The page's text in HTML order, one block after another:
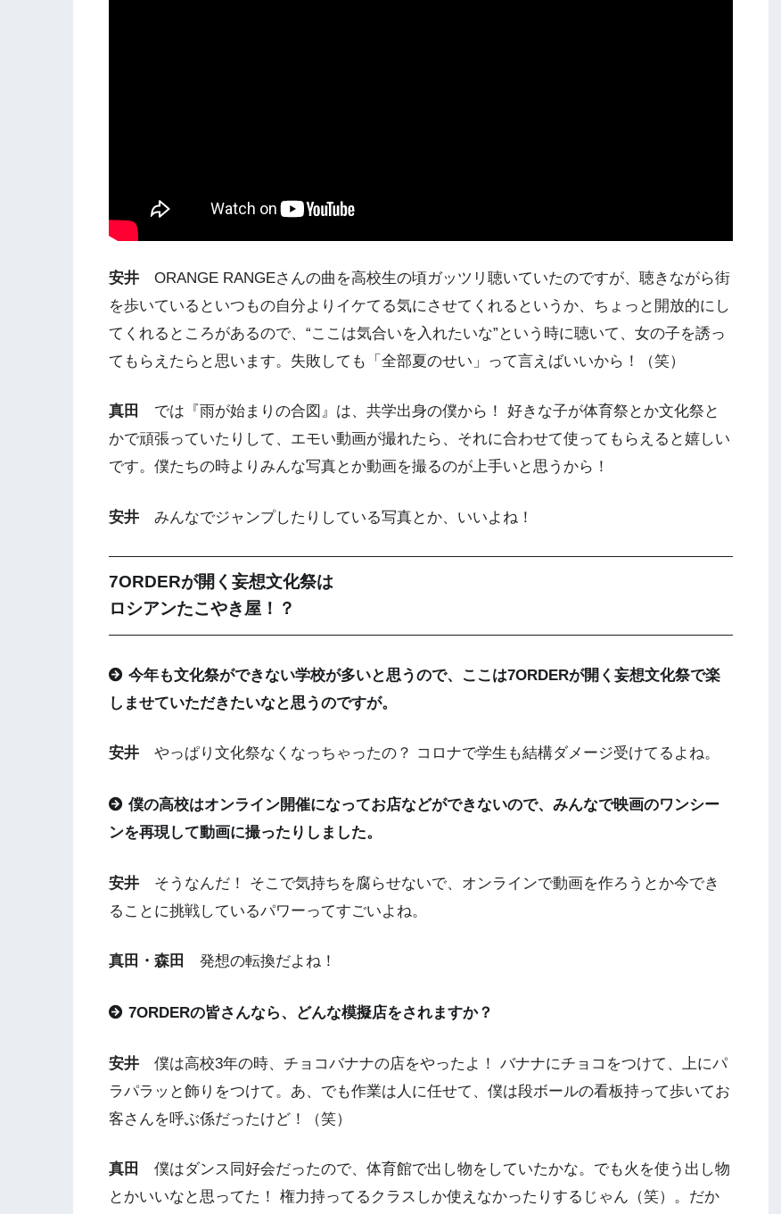
安井 ORANGE RANGEさんの曲を高校生の頃ガッツリ聴いていたのですが、聴きながら街
を歩いているといつもの自分よりイケてる気にさせてくれるというか、ちょっと開放的にし
てくれるところがあるので、“ここは気合いを入れたいな”という時に聴いて、女の子を誘っ
てもらえたらと思います。失敗しても「全部夏のせい」って言えばいいから！（笑）
真田
では『雨が始まりの合図』は、共学出身の僕から！ 好きな子が体育祭とか文化祭と
かで頑張っていたりして、エモい動画が撮れたら、それに合わせて使ってもらえると嬉しい
です。僕たちの時よりみんな写真とか動画を撮るのが上手いと思うから！
安井 みんなでジャンプしたりしている写真とか、いいよね！
7ORDERが開く妄想文化祭は
ロシアンたこやき屋！？
今年も文化祭ができない学校が多いと思うので、ここは7ORDERが開く妄想文化祭で楽
しませていただきたいなと思うのですが。
安井 やっぱり文化祭なくなっちゃったの？ コロナで学生も結構ダメージ受けてるよね。
僕の高校はオンライン開催になってお店などができないので、みんなで映画のワンシー
ンを再現して動画に撮ったりしました。
安井 そうなんだ！ そこで気持ちを腐らせないで、オンラインで動画を作ろうとか今でき
ることに挑戦しているパワーってすごいよね。
真田・森田 発想の転換だよね！
7ORDERの皆さんなら、どんな模擬店をされますか？
安井 僕は高校3年の時、チョコバナナの店をやったよ！ バナナにチョコをつけて、上にパ
ラパラッと飾りをつけて。あ、でも作業は人に任せて、僕は段ボールの看板持って歩いてお
客さんを呼ぶ係だったけど！（笑）
真田
僕はダンス同好会だったので、体育館で出し物をしていたかな。でも火を使う出し物
とかいいなと思ってた！ 権力持ってるクラスしか使えなかったりするじゃん（笑）。だか